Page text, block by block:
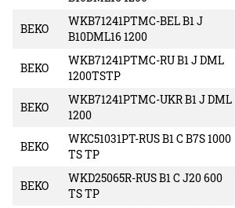
BEKO
WKB71241PTMC-BEL B1 J
B10DML16 1200
BEKO
WKB71241PTMC-RU B1 J DML
1200TSTP
BEKO
WKB71241PTMC-UKR B1 J DML
1200
BEKO
WKC51031PT-RUS B1 C B7S 1000
TS TP
BEKO
WKD25065R-RUS B1 C J20 600
TS TP